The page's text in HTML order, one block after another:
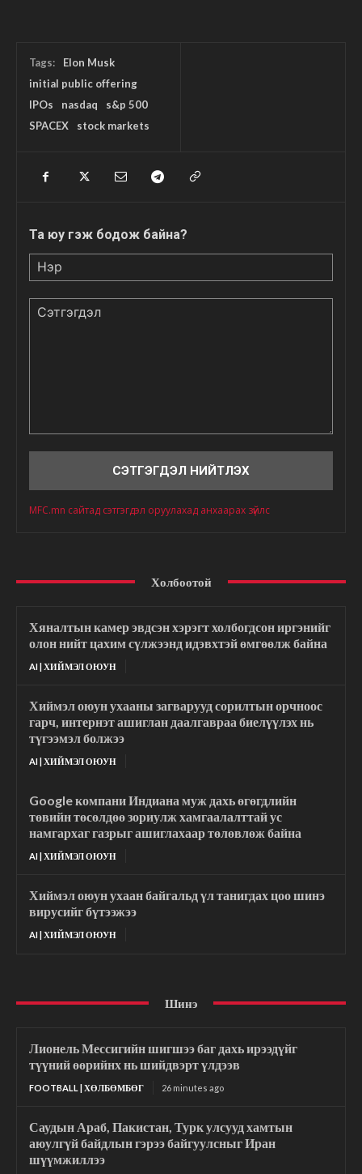
Tags:
Elon Musk
initial public offering
IPOs
nasdaq
s&p 500
SPACEX
stock markets
Та юу гэж бодож байна?
MFC.mn сайтад сэтгэгдэл оруулахад анхаарах зүйлс
Холбоотой
Хяналтын камер эвдсэн хэрэгт холбогдсон иргэнийг
олон нийт цахим сүлжээнд идэвхтэй өмгөөлж байна
AI | ХИЙМЭЛ ОЮУН
Хиймэл оюун ухааны загварууд сорилтын орчноос
гарч, интернэт ашиглан даалгавраа биелүүлэх нь
түгээмэл болжээ
AI | ХИЙМЭЛ ОЮУН
Google компани Индиана муж дахь өгөгдлийн
төвийн төсөлдөө зориулж хамгаалалттай ус
намгархаг газрыг ашиглахаар төлөвлөж байна
AI | ХИЙМЭЛ ОЮУН
Хиймэл оюун ухаан байгальд үл танигдах цоо шинэ
вирусийг бүтээжээ
AI | ХИЙМЭЛ ОЮУН
Шинэ
Лионель Мессигийн шигшээ баг дахь ирээдүйг
түүний өөрийнх нь шийдвэрт үлдээв
FOOTBALL | ХӨЛБӨМБӨГ 26 minutes ago
Саудын Араб, Пакистан, Турк улсууд хамтын
аюулгүй байдлын гэрээ байгуулсныг Иран
шүүмжиллээ